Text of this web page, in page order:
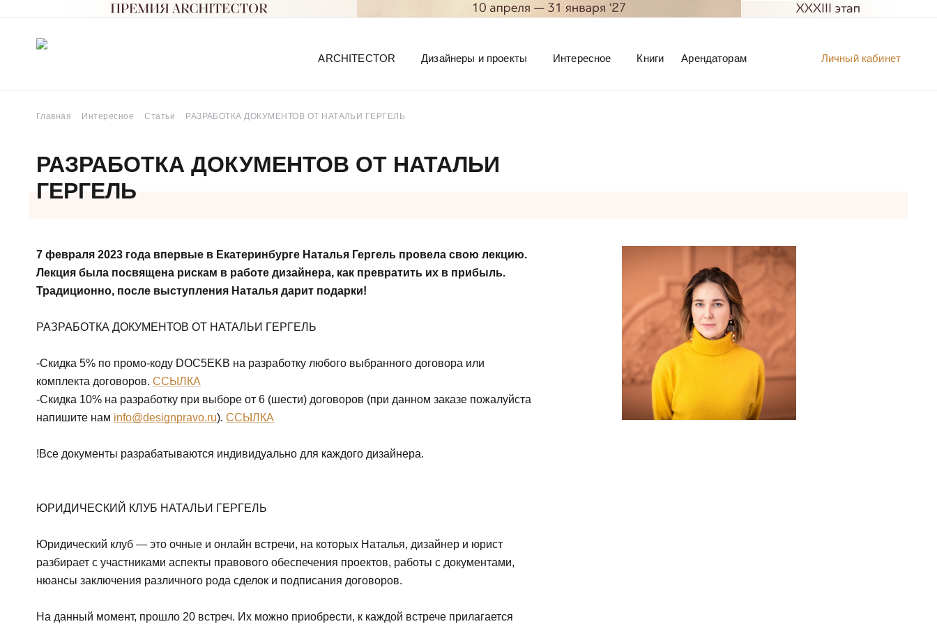
Личный кабинет
ARCHITECTOR Дизайнеры и проекты Интересное Книги Арендаторам
Главная Интересное Статьи РАЗРАБОТКА ДОКУМЕНТОВ ОТ НАТАЛЬИ ГЕРГЕЛЬ
РАЗРАБОТКА ДОКУМЕНТОВ ОТ НАТАЛЬИ
ГЕРГЕЛЬ
7 февраля 2023 года впервые в Екатеринбурге Наталья Гергель провела свою лекцию.
Лекция была посвящена рискам в работе дизайнера, как превратить их в прибыль.
Традиционно, после выступления Наталья дарит подарки!
РАЗРАБОТКА ДОКУМЕНТОВ ОТ НАТАЛЬИ ГЕРГЕЛЬ
-Скидка 5% по промо-коду DOC5EKB на разработку любого выбранного договора или
комплекта договоров. ССЫЛКА
-Скидка 10% на разработку при выборе от 6 (шести) договоров (при данном заказе пожалуйста
напишите нам info@designpravo.ru). ССЫЛКА
!Все документы разрабатываются индивидуально для каждого дизайнера.
ЮРИДИЧЕСКИЙ КЛУБ НАТАЛЬИ ГЕРГЕЛЬ
Юридический клуб — это очные и онлайн встречи, на которых Наталья, дизайнер и юрист
разбирает с участниками аспекты правового обеспечения проектов, работы с документами,
нюансы заключения различного рода сделок и подписания договоров.
На данный момент, прошло 20 встреч. Их можно приобрести, к каждой встрече прилагается